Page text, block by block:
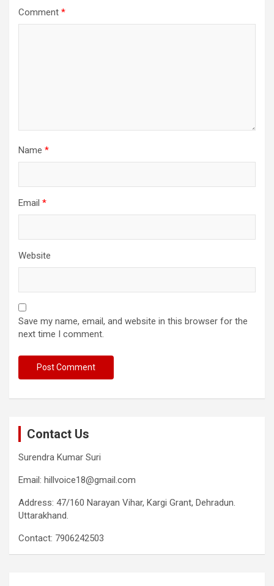
Comment *
Name *
Email *
Website
Save my name, email, and website in this browser for the
next time I comment.
Contact Us
Surendra Kumar Suri
Email: hillvoice18@gmail.com
Address: 47/160 Narayan Vihar, Kargi Grant, Dehradun.
Uttarakhand.
Contact: 7906242503